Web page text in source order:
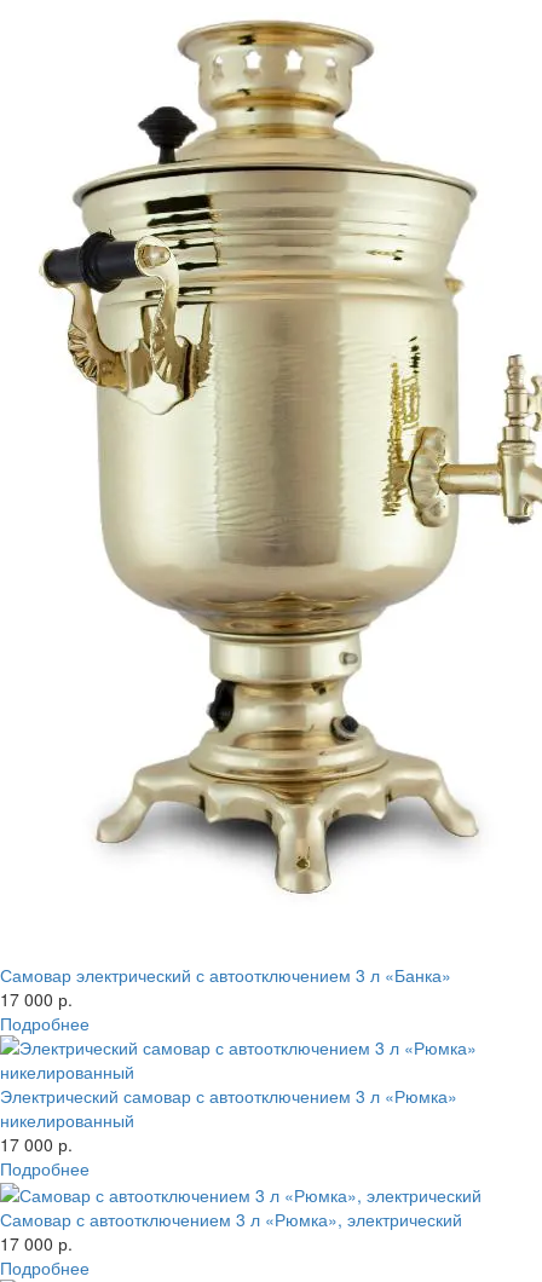
Самовар электрический с автоотключением 3 л «Банка»
17 000 р.
Подробнее
Электрический самовар с автоотключением 3 л «Рюмка»
никелированный
17 000 р.
Подробнее
Самовар с автоотключением 3 л «Рюмка», электрический
17 000 р.
Подробнее